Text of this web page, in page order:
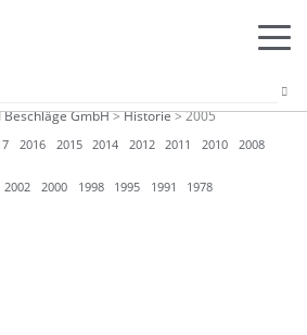
Beschläge GmbH>Historie>2005
2016 2015 2014 2012 2011 2010 2008
2002 2000 1998 1995 1991 1978